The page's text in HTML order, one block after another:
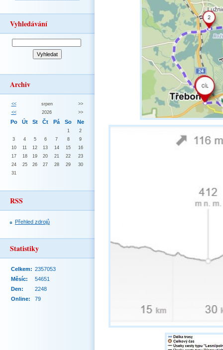
Vyhledávání
Archiv
<< srpen
>>
<<
2026 >>
Po Út St Čt Pá So Ne
1
2
3
4 5 6 7 8
9
10
11 12 13 14 15
16
17
18 19 20 21 22
23
24
25 26 27 28 29
30
31
RSS
Přehled zdrojů
Statistiky
Online: 79
Celkem: 2357053
Měsíc:
54651
Den:
2248